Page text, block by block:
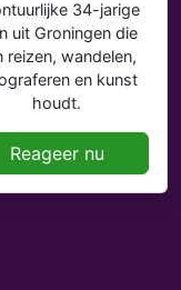
34-jarige
uit Groningen die
reizen, wandelen,
en kunst
houdt.
Reageer nu